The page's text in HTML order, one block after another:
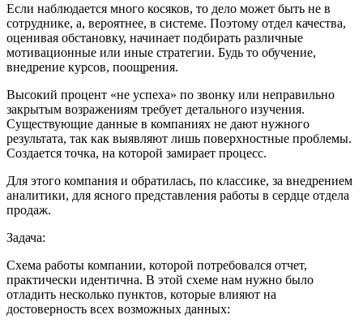
Если наблюдается много косяков, то дело может быть не в
сотруднике, а, вероятнее, в системе. Поэтому отдел качества,
оценивая обстановку, начинает подбирать различные
мотивационные или иные стратегии. Будь то обучение,
внедрение курсов, поощрения.
Высокий процент «не успеха» по звонку или неправильно
закрытым возражениям требует детального изучения.
Существующие данные в компаниях не дают нужного
результата, так как выявляют лишь поверхностные проблемы.
Создается точка, на которой замирает процесс.
Для этого компания и обратилась, по классике, за внедрением
аналитики, для ясного представления работы в сердце отдела
продаж.
Задача:
Схема работы компании, которой потребовался отчет,
практически идентична. В этой схеме нам нужно было
отладить несколько пунктов, которые влияют на
достоверность всех возможных данных: